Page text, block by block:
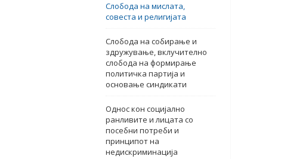
Слобода на мислата,
совеста и религијата
Слобода на собирање и
здружување, вклучително
слобода на формирање
политичка партија и
основање синдикати
Однос кон социјално
ранливите и лицата со
посебни потреби и
принципот на
недискриминација